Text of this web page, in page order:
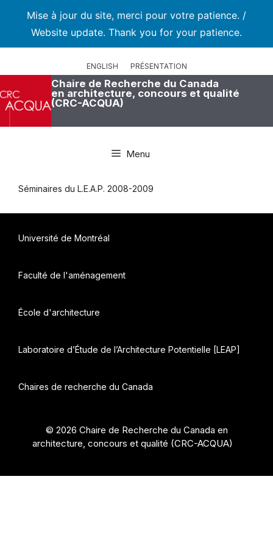
Mise à jour du site, merci pour votre patience. /
Website update. Thank you for your patience.
ENGLISH PRÉSENTATION
Chaire de Recherche du Canada
en architecture, concours et qualité
(CRC-ACQUA)
Menu
Séminaires du L.E.A.P. 2008-2009
Université de Montréal
Faculté de l'aménagement
École d'architecture
Laboratoire d’Étude de l’Architecture Potentielle [LEAP]
Chaires de recherche du Canada
© 2026 Chaire de Recherche du Canada en
architecture, concours et qualité (CRC-ACQUA)